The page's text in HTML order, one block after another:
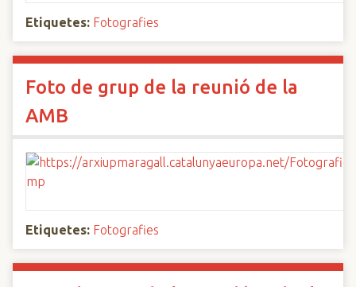
Etiquetes: Fotografies
Foto de grup de la reunió de la
AMB
Etiquetes: Fotografies